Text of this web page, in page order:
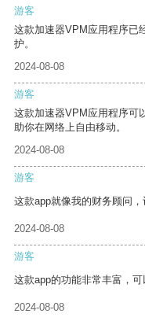
游客
这款加速器VPM应用程序已
护。
2024-08-08
游客
这款加速器VPM应用程序可
助你在网络上自由移动。
2024-08-08
游客
这款app就像我的财务顾问，
2024-08-08
游客
这款app的功能非常丰富，可
2024-08-08